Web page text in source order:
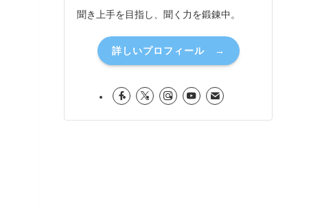
聞き上手を目指し、聞く力を鍛錬中。
詳しいプロフィール →